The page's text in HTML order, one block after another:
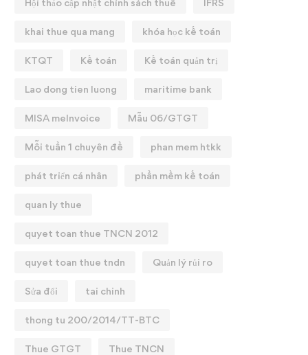
Hội thảo cập nhật chính sách thuế IFRS
khai thue qua mang khóa học kế toán
KTQT Kế toán Kế toán quản trị
Lao dong tien luong maritime bank
MISA meInvoice Mẫu 06/GTGT
Mỗi tuần 1 chuyên đề phan mem htkk
phát triển cá nhân phần mềm kế toán
quan ly thue
quyet toan thue TNCN 2012
quyet toan thue tndn Quản lý rủi ro
Sửa đổi tai chinh
thong tu 200/2014/TT-BTC
Thue GTGT Thue TNCN